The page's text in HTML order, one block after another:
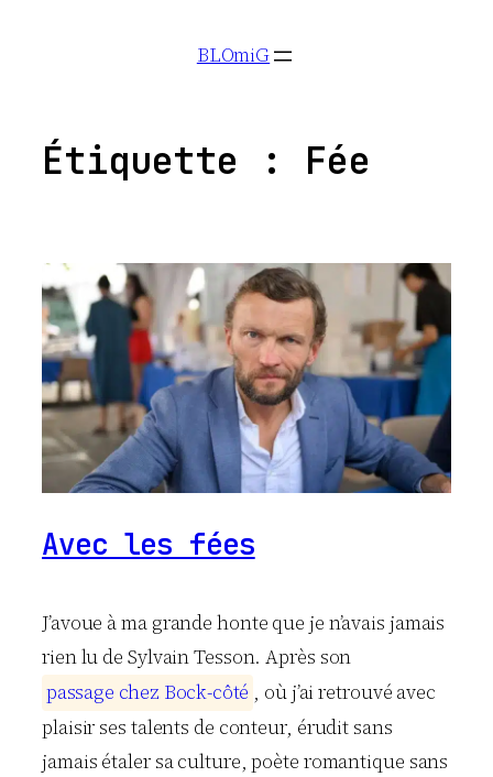
BLOmiG
Étiquette : Fée
Avec les fées
J’avoue à ma grande honte que je n’avais jamais
rien lu de Sylvain Tesson. Après son
passage chez Bock-côté , où j’ai retrouvé avec
plaisir ses talents de conteur, érudit sans
jamais étaler sa culture, poète romantique sans